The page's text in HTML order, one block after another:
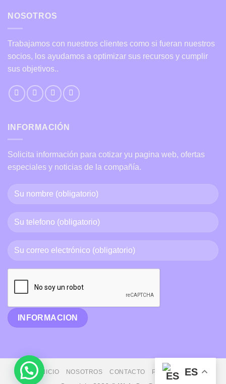
NOSOTROS
Trabajamos con nuestros clientes como si fueran nuestros
socios, los ayudamos a optimizar sus recursos y cumplir
sus objetivos..
INFORMACIÓN
Solicita información para cotizar yu pagina web, ofertas
especiales y noticias de la compañía.
INICIO NOSOTROS CONTACTO PAQUETESES